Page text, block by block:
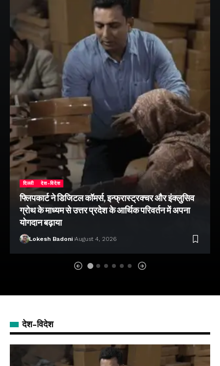
दिल्ली देश-विदेश
फ्लिपकार्ट ने डिजिटल कॉमर्स, इन्फ्रास्ट्रक्चर और इंक्लुसिव
ग्रोथ के माध्यम से उत्तर प्रदेश के आर्थिक परिवर्तन में अपना
योगदान बढ़ाया
Lokesh Badoni August 4, 2026
देश-विदेश